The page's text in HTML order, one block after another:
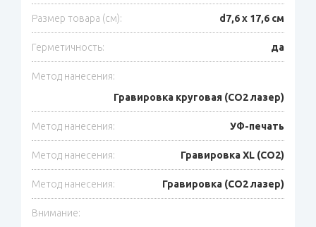
Размер товара (см): d7,6 х 17,6 см
Герметичность: да
Метод нанесения:
Гравировка круговая (CO2 лазер)
Метод нанесения: УФ-печать
Метод нанесения: Гравировка XL (СО2)
Метод нанесения: Гравировка (CO2 лазер)
Внимание: